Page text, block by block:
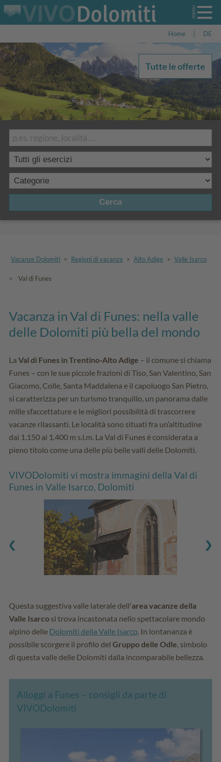
Home DE
Cerca
Tutte le offerte
Vacanze Dolomiti > Regioni di vacanza > Alto Adige > Valle Isarco
> Val di Funes
Vacanza in Val di Funes: nella valle
delle Dolomiti più bella del mondo
La Val di Funes in Trentino-Alto Adige – il comune si chiama
Funes – con le sue piccole frazioni di Tiso, San Valentino, San
Giacomo, Colle, Santa Maddalena e il capoluogo San Pietro,
si caratterizza per un turismo tranquillo, un panorama dalle
mille sfaccettature e le migliori possibilità di trascorrere
vacanze rilassanti. Le località sono situati fra un’altitudine
dai 1.150 ai 1.400 m s.l.m. La Val di Funes è considerata a
pieno titolo come una delle più belle valli delle Dolomiti.
VIVODolomiti vi mostra immagini della Val di
Funes in Valle Isarco, Dolomiti
Questa suggestiva valle laterale dell'area vacanze della
Valle Isarco si trova incastonata nello spettacolare mondo
alpino delle Dolomiti della Valle Isarco . In lontananza è
possibile scorgere il profilo del Gruppo delle Odle , simbolo
di questa valle delle Dolomiti dalla incomparabile bellezza.
Alloggi a Funes – consigli da parte di
VIVODolomiti